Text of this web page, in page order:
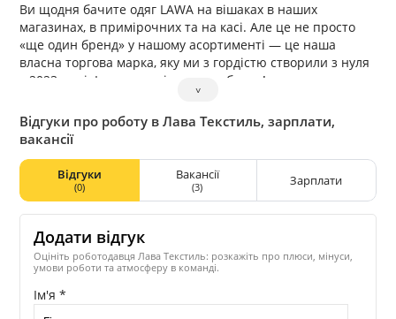
Ви щодня бачите одяг LAWA на вішаках в наших
магазинах, в примірочних та на касі. Але це не просто
«ще один бренд» у нашому асортименті — це наша
власна торгова марка, яку ми з гордістю створили з нуля
у 2023 році. І це справді щось особливе!
LAWA — це бренд, який ми створюємо самі, всередині
компанії: від ідеї та силуетів до вибору тканин,
тих, хто цінує стиль, комфорт і сучасні тренди, але хоче
виглядати модно без зайвих витрат.
Ми надихаємося світовими подіумами, тренд-
дайджестами та тим, як одягаються українці щодня.
Так народжуються колекції, у яких поєднані
універсальність, актуальність та доступність.
˅
Відгуки про роботу в Лава Текстиль, зарплати,
вакансії
Відгуки
(0)
Вакансії
(3) Зарплати
Додати відгук
Оцініть роботодавця Лава Текстиль: розкажіть про плюси, мінуси,
умови роботи та атмосферу в команді.
Ім'я *